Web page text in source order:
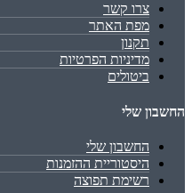
צרו קשר
מפת האתר
תקנון
מדיניות הפרטיות
ביטולים
החשבון שלי
החשבון שלי
היסטוריית ההזמנות
רשימת תפוצה